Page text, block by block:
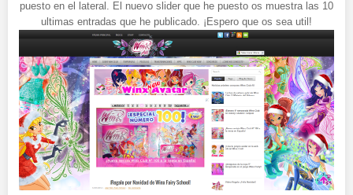
puesto en el lateral. El nuevo slider que he puesto os muestra las 10
ultimas entradas que he publicado. ¡Espero que os sea util!